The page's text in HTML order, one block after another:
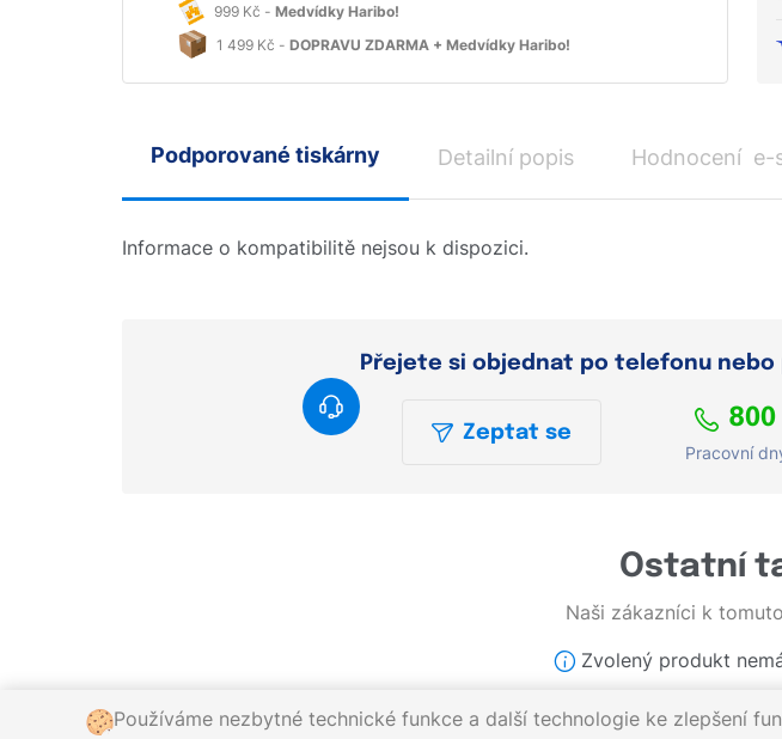
999 Kč - Medvídky Haribo!
1 499 Kč - DOPRAVU ZDARMA + Medvídky Haribo!
Podporované tiskárny
Informace o kompatibilitě nejsou k dispozici.
Přejete si objednat po telefonu
Zeptat se
800
Pracovní
Detailní popis Hodnocení e-
Ostatní
Naši zákazníci k
Zvolený produkt
Používáme nezbytné technické funkce a další technologie ke zlepšení